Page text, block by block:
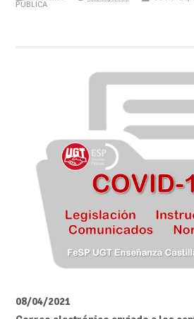
PÚBLICA
08/04/2021